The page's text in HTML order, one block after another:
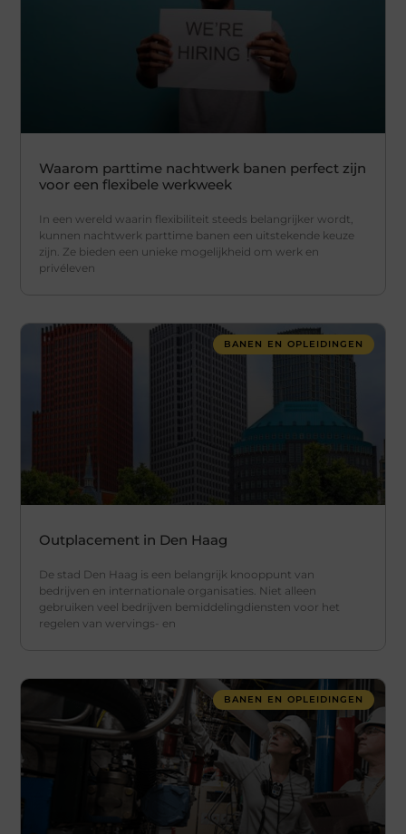
Waarom parttime nachtwerk banen perfect zijn
voor een flexibele werkweek
In een wereld waarin flexibiliteit steeds belangrijker wordt,
kunnen nachtwerk parttime banen een uitstekende keuze
zijn. Ze bieden een unieke mogelijkheid om werk en
privéleven
BANEN EN OPLEIDINGEN
Outplacement in Den Haag
De stad Den Haag is een belangrijk knooppunt van
bedrijven en internationale organisaties. Niet alleen
gebruiken veel bedrijven bemiddelingdiensten voor het
regelen van wervings- en
BANEN EN OPLEIDINGEN